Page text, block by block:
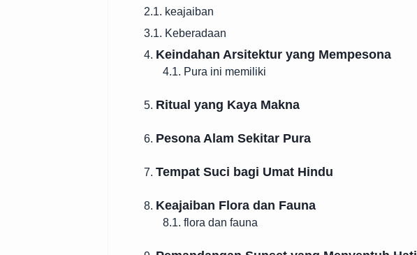
2.1. keajaiban
3.1. Keberadaan
4. Keindahan Arsitektur yang Mempesona
4.1. Pura ini memiliki
5. Ritual yang Kaya Makna
6. Pesona Alam Sekitar Pura
7. Tempat Suci bagi Umat Hindu
8. Keajaiban Flora dan Fauna
8.1. flora dan fauna